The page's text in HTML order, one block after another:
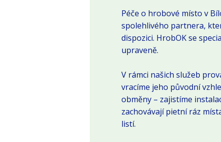
Péče o hrobové místo v
spolehlivého partnera,
dispozici. HrobOK se
upraveně.
V rámci našich služeb
vracíme jeho původní
obměny – zajistíme
zachovávají pietní ráz
listí.